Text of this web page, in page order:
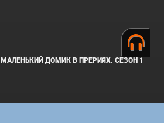
МАЛЕНЬКИЙ ДОМИК В ПРЕРИЯХ. СЕЗОН 1